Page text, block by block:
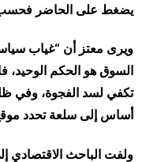
يضغط على الحاضر
ويرى معتز أن “غياب
السوق هو الحكم الوحيد،
تكفي لسد الفجوة، وفي
أساس إلى سلعة تحدد
ولفت الباحث الاقتصادي